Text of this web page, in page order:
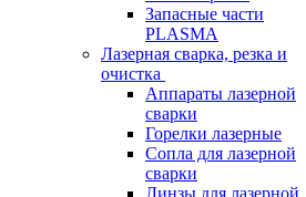
Запасные части
PLASMA
Лазерная сварка, резка и
очистка
Аппараты лазерной
сварки
Горелки лазерные
Сопла для лазерной
сварки
Линзы для лазерной